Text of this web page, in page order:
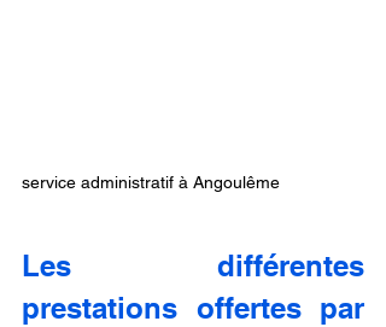
service administratif à Angoulême
Les différentes
prestations offertes par